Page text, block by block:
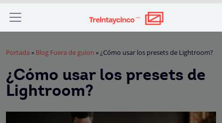
Portada » Blog Fuera de guion »¿Cómo usar los presets de Lightroom?
¿Cómo usar los presets de
Lightroom?